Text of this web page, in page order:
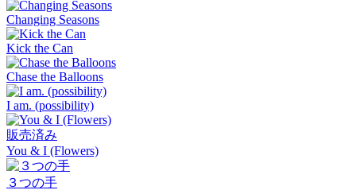
Changing Seasons
Kick the Can
Chase the Balloons
I am. (possibility)
販売済み
You & I (Flowers)
３つの手